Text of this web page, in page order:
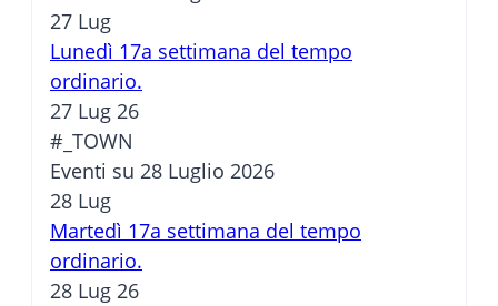
27 Lug
Lunedì 17a settimana del tempo
ordinario.
27 Lug 26
#_TOWN
Eventi su 28 Luglio 2026
28 Lug
Martedì 17a settimana del tempo
ordinario.
28 Lug 26